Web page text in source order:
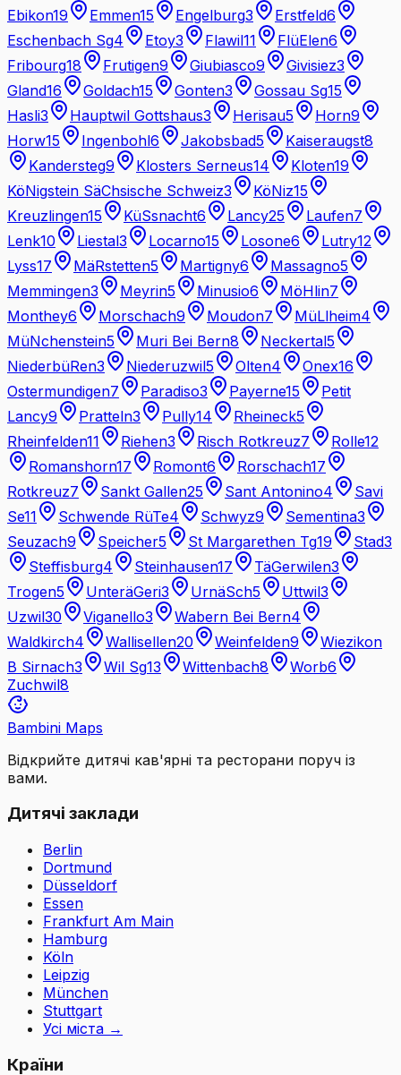
Ebikon19 Emmen15 Engelburg3 Erstfeld6
Eschenbach Sg4 Etoy3 Flawil11 FlüElen6
Fribourg18 Frutigen9 Giubiasco9 Givisiez3
Gland16 Goldach15 Gonten3 Gossau Sg15
Hasli3 Hauptwil Gottshaus3 Herisau5 Horn9
Horw15 Ingenbohl6 Jakobsbad5 Kaiseraugst8
Kandersteg9 Klosters Serneus14 Kloten19
KöNigstein SäChsische Schweiz3 KöNiz15
Kreuzlingen15 KüSsnacht6 Lancy25 Laufen7
Lenk10 Liestal3 Locarno15 Losone6 Lutry12
Lyss17 MäRstetten5 Martigny6 Massagno5
Memmingen3 Meyrin5 Minusio6 MöHlin7
Monthey6 Morschach9 Moudon7 MüLlheim4
MüNchenstein5 Muri Bei Bern8 Neckertal5
NiederbüRen3 Niederuzwil5 Olten4 Onex16
Ostermundigen7 Paradiso3 Payerne15
Petit
Lancy9 Pratteln3 Pully14 Rheineck5
Rheinfelden11 Riehen3 Risch Rotkreuz7 Rolle12
Romanshorn17 Romont6 Rorschach17
Rotkreuz7 Sankt Gallen25 Sant Antonino4
Savi
Se11 Schwende RüTe4 Schwyz9 Sementina3
Seuzach9 Speicher5 St Margarethen Tg19 Stad3
Steffisburg4 Steinhausen17 TäGerwilen3
Trogen5 UnteräGeri3 UrnäSch5 Uttwil3
Uzwil30 Viganello3 Wabern Bei Bern4
Waldkirch4 Wallisellen20 Weinfelden9
Wiezikon
B Sirnach3 Wil Sg13 Wittenbach8 Worb6
Zuchwil8
Bambini Maps
Відкрийте дитячі кав'ярні та ресторани поруч із
вами.
Дитячі заклади
Berlin
Dortmund
Düsseldorf
Essen
Frankfurt Am Main
Hamburg
Köln
Leipzig
München
Stuttgart
Усі міста →
Країни